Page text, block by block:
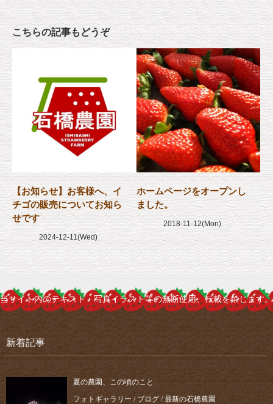
こちらの記事もどうぞ
【お知らせ】お客様へ、イ
チゴの販売についてお知ら
せです
2024-12-11(Wed)
ホームページをオープンし
ました。
2018-11-12(Mon)
当サイト内のテキスト・写真イラスト等の無断使用、転載を禁じます。
新着記事
夏の農園、この頃のこと
フォトギャラリー / ブログ /最新の石橋農園